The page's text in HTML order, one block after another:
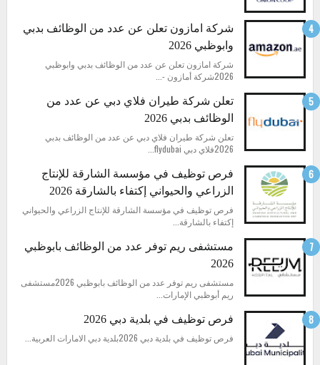
شركة امازون تعلن عن عدد من الوظائف بدبي
وابوظبي 2026
شركة امازون تعلن عن عدد من الوظائف بدبي وابوظبي
2026شركة أمازون -...
تعلن شركة طيران فلاي دبي عن عدد من
الوظائف بدبي 2026
تعلن شركة طيران فلاي دبي عن عدد من الوظائف بدبي
2026فلاي دبي flydubai...
فرص توظيف في مؤسسة الشارقة للإنتاج
الزراعي والحيواني إكتفاء بالشارقة 2026
فرص توظيف في مؤسسة الشارقة للإنتاج الزراعي والحيواني
إكتفاء بالشارقة...
مستشفى ريم توفر عدد من الوظائف بابوظبي
2026
مستشفى ريم توفر عدد من الوظائف بابوظبي 2026مستشفى
ريم أبوظبي الإمارات...
فرص توظيف في بلدية دبي 2026
فرص توظيف في بلدية دبي 2026بلدية دبي الامارات العربية...